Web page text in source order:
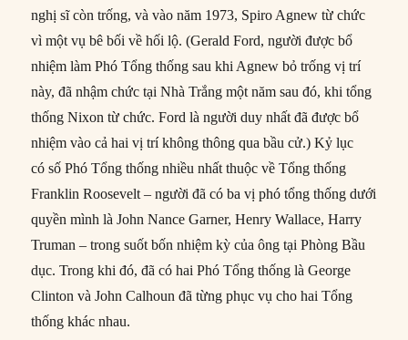
nghị sĩ còn trống, và vào năm 1973, Spiro Agnew từ chức
vì một vụ bê bối về hối lộ. (Gerald Ford, người được bổ
nhiệm làm Phó Tổng thống sau khi Agnew bỏ trống vị trí
này, đã nhậm chức tại Nhà Trắng một năm sau đó, khi tổng
thống Nixon từ chức. Ford là người duy nhất đã được bổ
nhiệm vào cả hai vị trí không thông qua bầu cử.) Kỷ lục
có số Phó Tổng thống nhiều nhất thuộc về Tổng thống
Franklin Roosevelt – người đã có ba vị phó tổng thống dưới
quyền mình là John Nance Garner, Henry Wallace, Harry
Truman – trong suốt bốn nhiệm kỳ của ông tại Phòng Bầu
dục. Trong khi đó, đã có hai Phó Tổng thống là George
Clinton và John Calhoun đã từng phục vụ cho hai Tổng
thống khác nhau.